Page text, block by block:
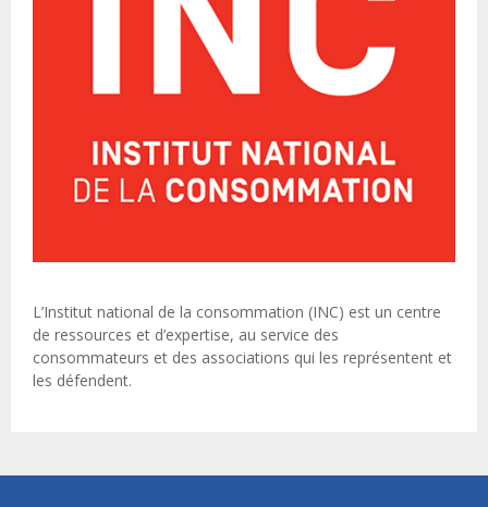
L’Institut national de la consommation (INC) est un centre
de ressources et d’expertise, au service des
consommateurs et des associations qui les représentent et
les défendent.